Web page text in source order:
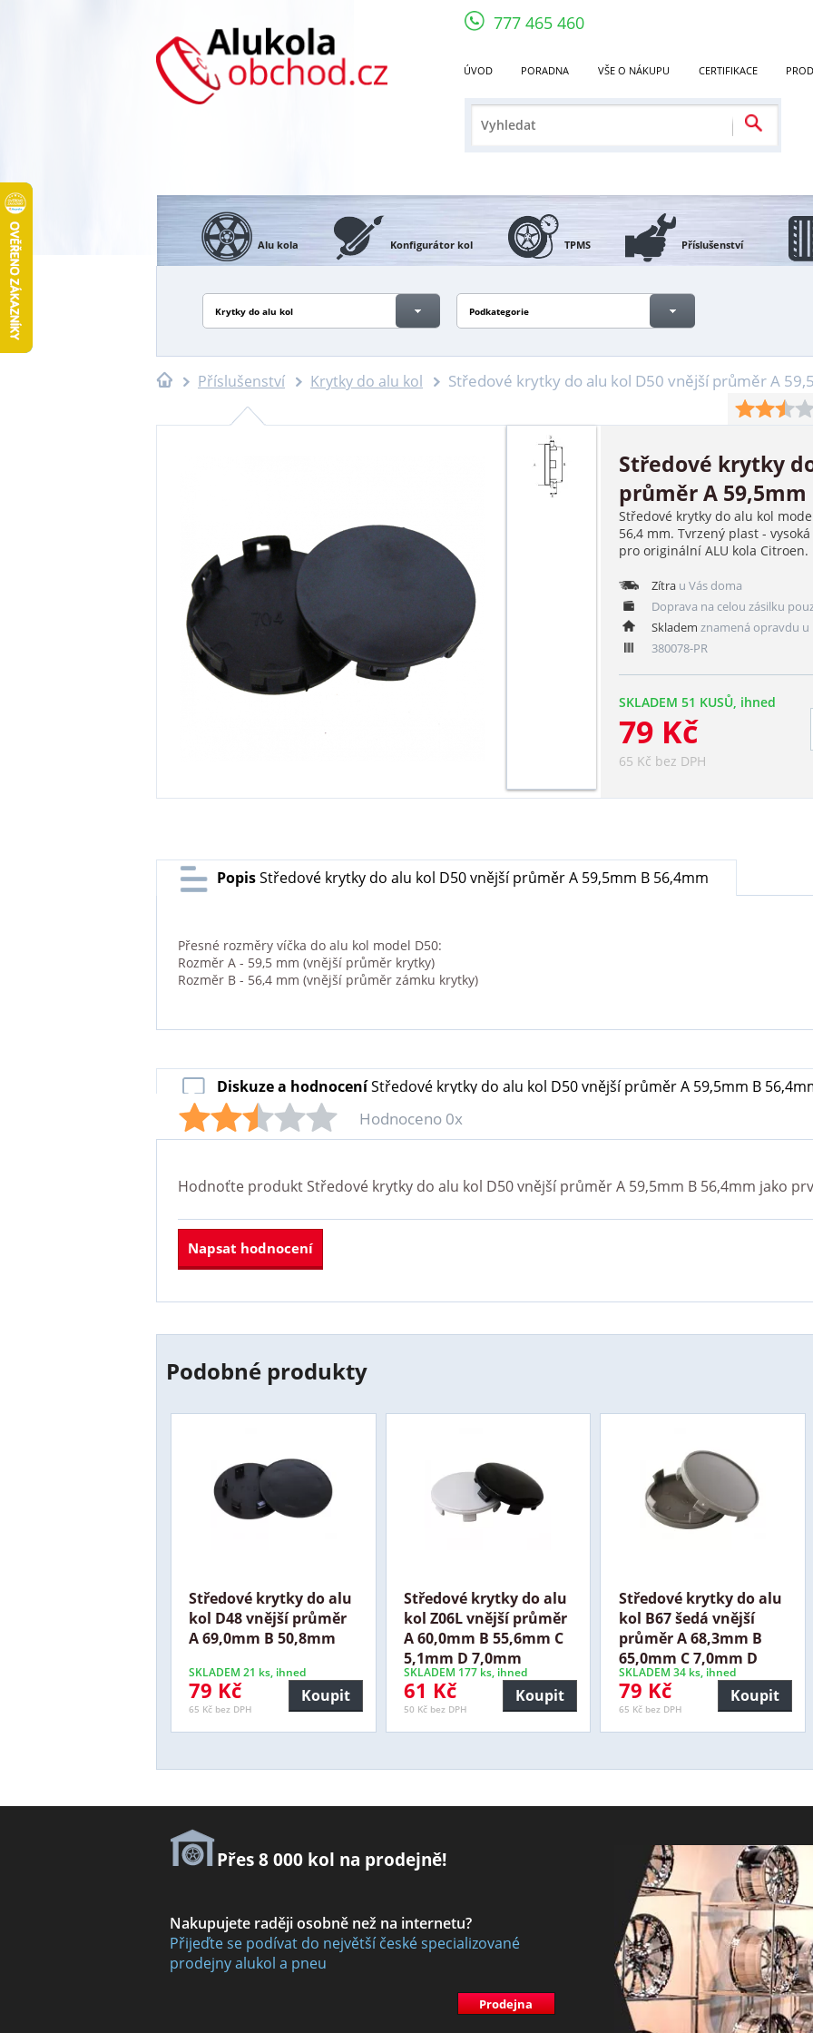
777 465 460
ÚVOD PORADNA VŠE O NÁKUPU CERTIFIKACE
Alu kola Konfigurátor kol TPMS Příslušenství
Krytky do alu kol Podkategorie
Příslušenství Krytky do alu kol Středové krytky do alu kol D50 vnější průměr A
Středové krytky
průměr A 59,5mm
Středové krytky do alu kol
56,4 mm. Tvrzený plast -
pro originální ALU kola Citroen.
Zítra u Vás doma
Doprava na celou zásilku
Skladem znamená opravdu u
380078-PR
SKLADEM 51 KUSŮ, ihned
79 Kč
65 Kč bez DPH
PopisStředové krytky do alu kol D50 vnější průměr A 59,5mm B 56,4mm
Přesné rozměry víčka do alu kol model D50:
Rozměr A - 59,5 mm (vnější průměr krytky)
Rozměr B - 56,4 mm (vnější průměr zámku krytky)
Diskuze a hodnoceníStředové krytky do alu kol D50 vnější průměr A 59,5mm B
Hodnoceno 0x
Hodnoťte produktStředové krytky do alu kol D50 vnější průměr A 59,5mm B 56,4mm jako
Napsat hodnocení
Podobné produkty
Středové krytky do alu
kol D48 vnější průměr
A 69,0mm B 50,8mm
SKLADEM 21 ks, ihned
79 Kč
65 Kč bez DPH
Koupit
Středové krytky do alu
kol Z06L vnější průměr
A 60,0mm B 55,6mm C
5,1mm D 7,0mm
SKLADEM 177 ks, ihned
61 Kč
50 Kč bez DPH
Koupit
Středové krytky do alu
kol B67 šedá vnější
průměr A 68,3mm B
65,0mm C 7,0mm D
SKLADEM 34 ks, ihned
79 Kč
65 Kč bez DPH
Koupit
Přes 8 000 kol na prodejně!
Nakupujete raději osobně než na internetu?
Přijeďte se podívat do největší české specializované
prodejny alukol a pneu
Prodejna